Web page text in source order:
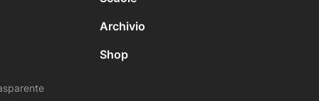
Archivio
Shop